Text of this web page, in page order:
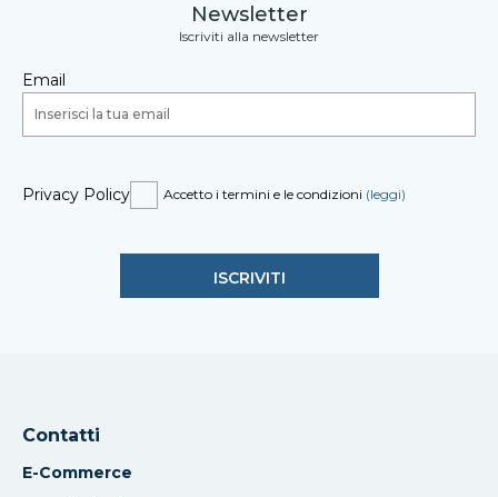
Newsletter
Iscriviti alla newsletter
Email
Privacy Policy Accetto i termini e le condizioni (leggi)
Contatti
E-Commerce